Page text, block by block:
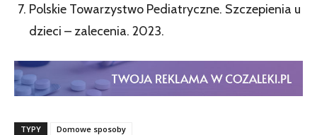
Polskie Towarzystwo Pediatryczne. Szczepienia u
dzieci – zalecenia. 2023.
TYPY Domowe sposoby